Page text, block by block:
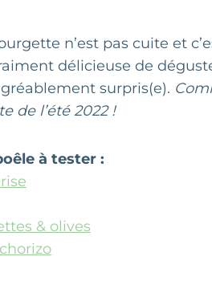
n’est pas cuite et
délicieuse de
surpris(e).
de l’été 2022 !
à tester :
& olives